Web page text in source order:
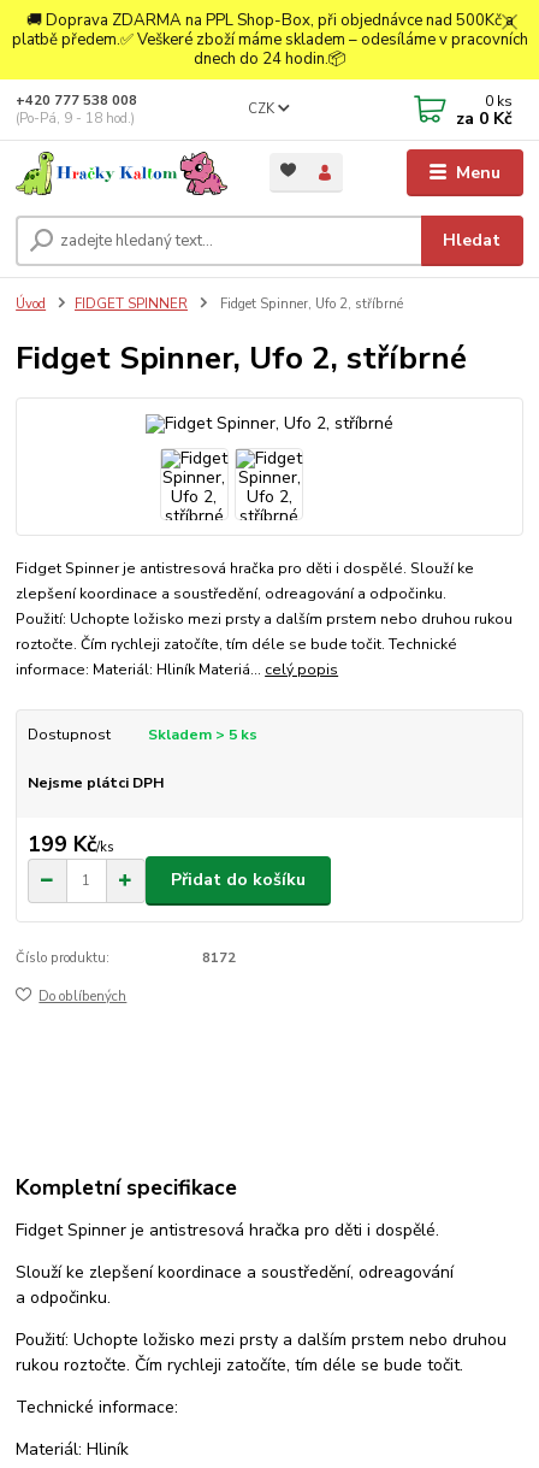
🚚 Doprava ZDARMA na PPL Shop-Box, při objednávce nad 500Kč a
platbě předem.✅ Veškeré zboží máme skladem – odesíláme v pracovních
dnech do 24 hodin.📦
Menu
CZK
Hledat
+420 777 538 008
(Po-Pá, 9 - 18 hod.)
0 ks
za 0 Kč
Úvod FIDGET SPINNER Fidget Spinner, Ufo 2, stříbrné
Fidget Spinner, Ufo 2, stříbrné
Fidget Spinner je antistresová hračka pro děti i dospělé. Slouží ke
zlepšení koordinace a soustředění, odreagování a odpočinku.
Použití: Uchopte ložisko mezi prsty a dalším prstem nebo druhou rukou
roztočte. Čím rychleji zatočíte, tím déle se bude točit. Technické
informace: Materiál: Hliník Materiá... celý popis
Dostupnost Skladem > 5 ks
Nejsme plátci DPH
199 Kč/ks
Přidat do košíku
Číslo produktu: 8172
Do oblíbených
Kompletní specifikace
Fidget Spinner je antistresová hračka pro děti i dospělé.
Slouží ke zlepšení koordinace a soustředění, odreagování
a odpočinku.
Použití: Uchopte ložisko mezi prsty a dalším prstem nebo druhou
rukou roztočte. Čím rychleji zatočíte, tím déle se bude točit.
Technické informace:
Materiál: Hliník